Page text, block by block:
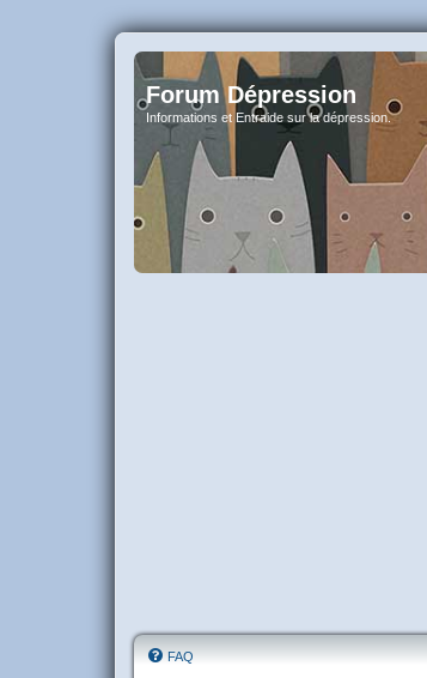
Forum Dépression
Informations et Entraide sur la dépression.
FAQ